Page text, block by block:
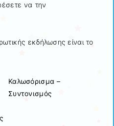
να την
εκδήλωσης είναι το
Καλωσόρισμα –
Συντονισμός